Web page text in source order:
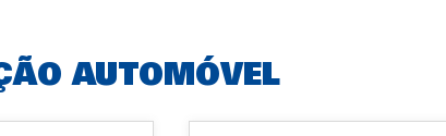
AUTOMÓVEL